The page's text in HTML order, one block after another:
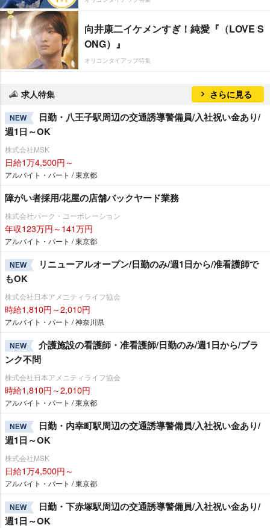
向井康二イケメンすぎ！純愛『（LOVE S
ONG）』
オリコンタイアップ特集
求人特集 さらに見る
NEW
日勤・八王子駅周辺の交通誘導警備員/入社祝い金あり/
週1日～OK
株式会社MSK
日給1万4,500円～
アルバイト・パート / 東京都
障がい者採用/花屋の店舗バックヤード業務
株式会社パーク・コーポレーション
年収123万円～141万円
アルバイト・パート / 東京都
NEW
リニューアルオープン/日勤のみ/週1日から/准看護師で
もOK
株式会社日本アメニティライフ協会
時給1,810円～2,010円
アルバイト・パート / 神奈川県
NEW
介護施設の看護師・准看護師/日勤のみ/週1日から/ブラ
ンク不問
株式会社日本アメニティライフ協会
時給1,810円～2,010円
アルバイト・パート / 東京都
NEW
日勤・内幸町駅周辺の交通誘導警備員/入社祝い金あり/
週1日～OK
株式会社MSK
日給1万4,500円～
アルバイト・パート / 東京都
NEW
日勤・下赤塚駅周辺の交通誘導警備員/入社祝い金あり/
週1日～OK